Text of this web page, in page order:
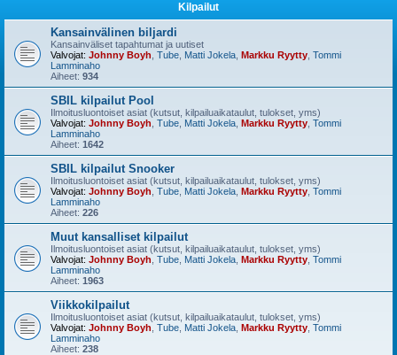
Kilpailut
Kansainvälinen biljardi
Kansainväliset tapahtumat ja uutiset
Valvojat: Johnny Boyh Tube Matti Jokela Markku Ryytty Tommi
Lamminaho
Aiheet: 934
SBIL kilpailut Pool
Ilmoitusluontoiset asiat (kutsut, kilpailuaikataulut, tulokset, yms)
Valvojat: Johnny Boyh Tube Matti Jokela Markku Ryytty Tommi
Lamminaho
Aiheet: 1642
SBIL kilpailut Snooker
Ilmoitusluontoiset asiat (kutsut, kilpailuaikataulut, tulokset, yms)
Valvojat: Johnny Boyh Tube Matti Jokela Markku Ryytty Tommi
Lamminaho
Aiheet: 226
Muut kansalliset kilpailut
Ilmoitusluontoiset asiat (kutsut, kilpailuaikataulut, tulokset, yms)
Valvojat: Johnny Boyh Tube Matti Jokela Markku Ryytty Tommi
Lamminaho
Aiheet: 1963
Viikkokilpailut
Ilmoitusluontoiset asiat (kutsut, kilpailuaikataulut, tulokset, yms)
Valvojat: Johnny Boyh Tube Matti Jokela Markku Ryytty Tommi
Lamminaho
Aiheet: 238